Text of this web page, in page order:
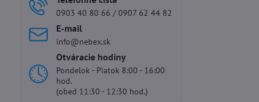
0903 40 80 66 / 0907 62 44 82
E-mail
info@nebex.sk
Otváracie hodiny
Pondelok - Piatok 8:00 - 16:00
hod.
(obed 11:30 - 12:30 hod.)